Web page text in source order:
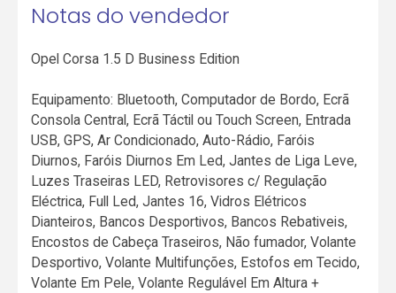
Notas do vendedor
Opel Corsa 1.5 D Business Edition
Equipamento: Bluetooth, Computador de Bordo, Ecrã
Consola Central, Ecrã Táctil ou Touch Screen, Entrada
USB, GPS, Ar Condicionado, Auto-Rádio, Faróis
Diurnos, Faróis Diurnos Em Led, Jantes de Liga Leve,
Luzes Traseiras LED, Retrovisores c/ Regulação
Eléctrica, Full Led, Jantes 16, Vidros Elétricos
Dianteiros, Bancos Desportivos, Bancos Rebativeis,
Encostos de Cabeça Traseiros, Não fumador, Volante
Desportivo, Volante Multifunções, Estofos em Tecido,
Volante Em Pele, Volante Regulável Em Altura +